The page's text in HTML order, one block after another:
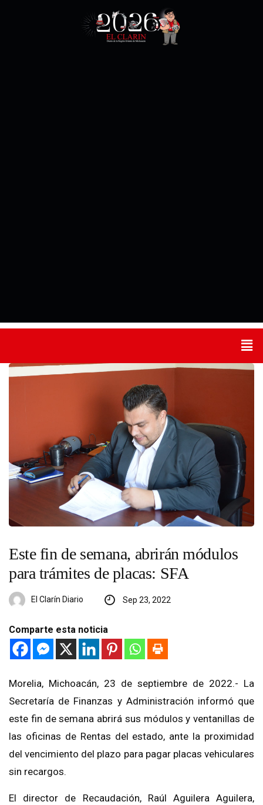
Este fin de semana, abrirán módulos
para trámites de placas: SFA
El Clarín Diario Sep 23, 2022
Comparte esta noticia
Morelia, Michoacán, 23 de septiembre de 2022.- La
Secretaría de Finanzas y Administración informó que
este fin de semana abrirá sus módulos y ventanillas de
las oficinas de Rentas del estado, ante la proximidad
del vencimiento del plazo para pagar placas vehiculares
sin recargos.
El director de Recaudación, Raúl Aguilera Aguilera,